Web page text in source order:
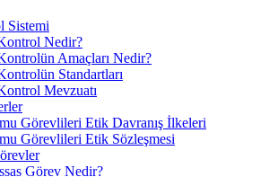
Sistemi
Nedir?
Amaçları Nedir?
Standartları
Mevzuatı
Görevlileri Etik Davranış İlkeleri
Görevlileri Etik Sözleşmesi
Görev Nedir?